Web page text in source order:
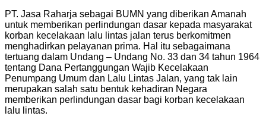
PT. Jasa Raharja sebagai BUMN yang diberikan Amanah
untuk memberikan perlindungan dasar kepada masyarakat
korban kecelakaan lalu lintas jalan terus berkomitmen
menghadirkan pelayanan prima. Hal itu sebagaimana
tertuang dalam Undang – Undang No. 33 dan 34 tahun 1964
tentang Dana Pertanggungan Wajib Kecelakaan
Penumpang Umum dan Lalu Lintas Jalan, yang tak lain
merupakan salah satu bentuk kehadiran Negara
memberikan perlindungan dasar bagi korban kecelakaan
lalu lintas.